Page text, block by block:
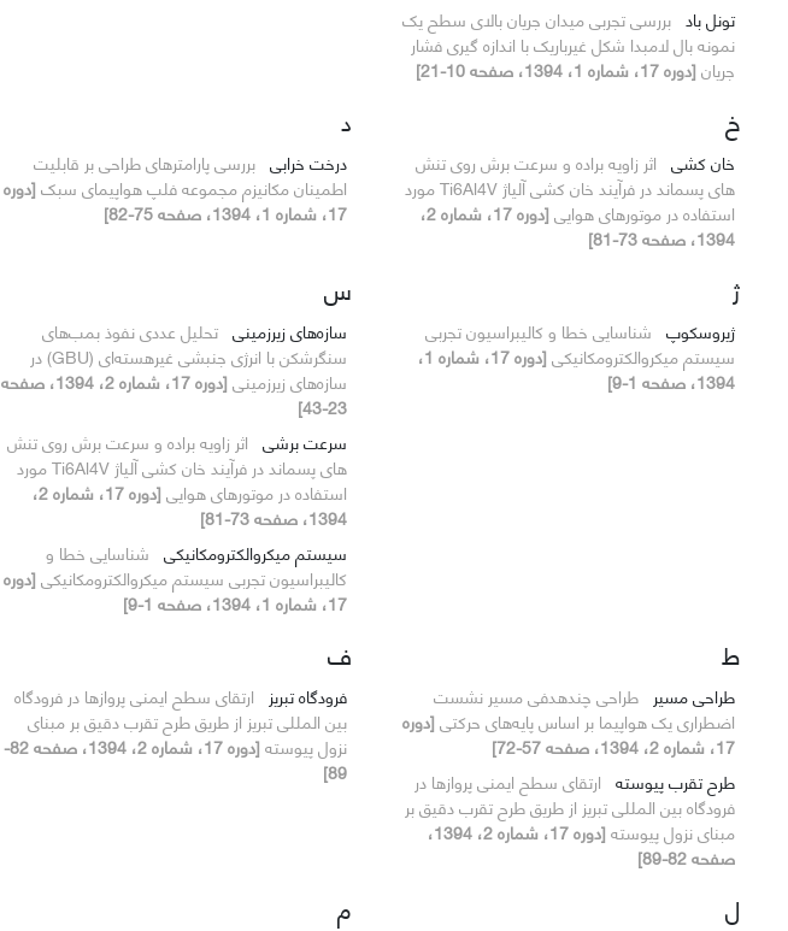
تونل باد بررسی تجربی میدان جریان بالای سطح یک
نمونه بال لامبدا شکل غیرباریک با اندازه گیری فشار
جریان [دوره 17، شماره 1، 1394، صفحه 10-21]
خ
خان کشی اثر زاویه براده و سرعت برش روی تنش
های پسماند در فرآیند خان کشی آلیاژ Ti6Al4V مورد
استفاده در موتورهای هوایی
[دوره 17، شماره 2،
1394، صفحه 73-81]
د
درخت خرابی بررسی پارامترهای طراحی بر قابلیت
اطمینان مکانیزم مجموعه فلپ هواپیمای سبک [دوره
17، شماره 1، 1394، صفحه 75-82]
ژ
ژیروسکوپ شناسایی خطا و کالیبراسیون تجربی
سیستم میکروالکترومکانیکی
[دوره 17، شماره 1،
1394، صفحه 1-9]
س
سازه‌های زیرزمینی تحلیل عددی نفوذ بمب‌های
سنگرشکن با انرژی جنبشی غیر‌هسته‌ای (GBU) در
سازه‌های زیرزمینی
[دوره 17، شماره 2، 1394، صفحه
23-43]
سرعت برشی اثر زاویه براده و سرعت برش روی تنش
های پسماند در فرآیند خان کشی آلیاژ Ti6Al4V مورد
استفاده در موتورهای هوایی
[دوره 17، شماره 2،
1394، صفحه 73-81]
سیستم میکروالکترومکانیکی شناسایی خطا و
کالیبراسیون تجربی سیستم میکروالکترومکانیکی [دوره
17، شماره 1، 1394، صفحه 1-9]
ط
طراحی مسیر طراحی چندهدفی مسیر نشست
اضطراری یک هواپیما بر اساس پایه‌های حرکتی [دوره
17، شماره 2، 1394، صفحه 57-72]
طرح تقرب پیوسته ارتقای سطح ایمنی پروازها در
فرودگاه بین المللی تبریز از طریق طرح تقرب دقیق بر
مبنای نزول پیوسته
[دوره 17، شماره 2، 1394،
صفحه 82-89]
ف
فرودگاه تبریز ارتقای سطح ایمنی پروازها در فرودگاه
بین المللی تبریز از طریق طرح تقرب دقیق بر مبنای
نزول پیوسته
[دوره 17، شماره 2، 1394، صفحه 82-
89]
ل م